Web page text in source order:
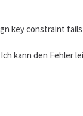
key constraint fails
kann den Fehler